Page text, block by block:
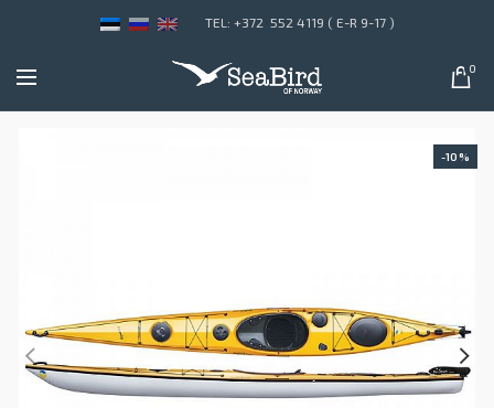
TEL: +372 552 4119 ( E-R 9-17 )
0
-10%